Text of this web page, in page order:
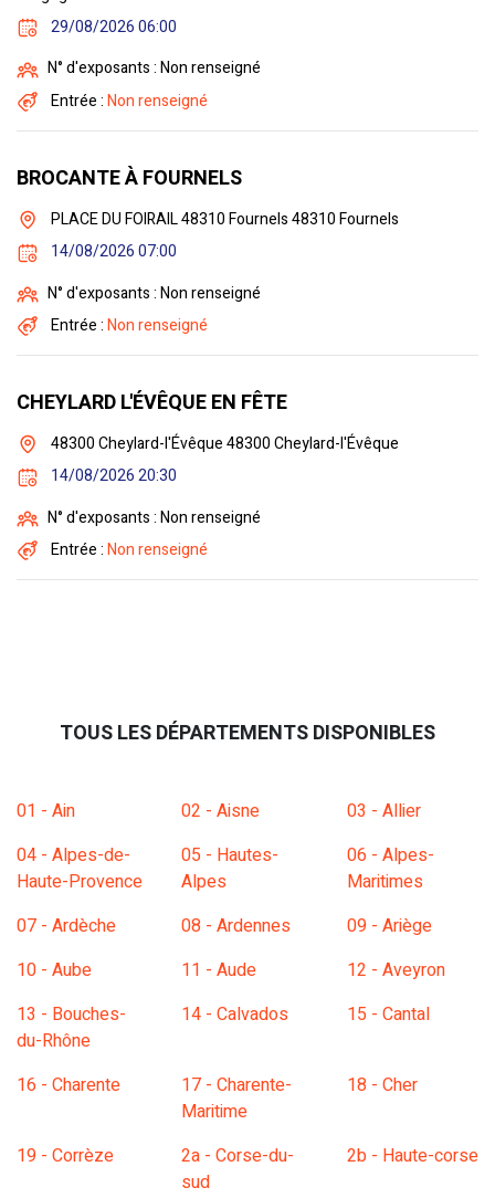
29/08/2026 06:00
N° d'exposants : Non renseigné
Entrée :Non renseigné
BROCANTE À FOURNELS
PLACE DU FOIRAIL 48310 Fournels 48310 Fournels
14/08/2026 07:00
N° d'exposants : Non renseigné
Entrée :Non renseigné
CHEYLARD L'ÉVÊQUE EN FÊTE
48300 Cheylard-l'Évêque 48300 Cheylard-l'Évêque
14/08/2026 20:30
N° d'exposants : Non renseigné
Entrée :Non renseigné
TOUS LES DÉPARTEMENTS DISPONIBLES
01 - Ain 02 - Aisne
03 - Allier
04 - Alpes-de-
Haute-Provence
05 - Hautes-
Alpes
06 - Alpes-
Maritimes
07 - Ardèche
08 - Ardennes
09 - Ariège
10 - Aube
11 - Aude
12 - Aveyron
13 - Bouches-
du-Rhône
14 - Calvados 15 - Cantal
16 - Charente
17 - Charente-
Maritime
18 - Cher
19 - Corrèze
2a - Corse-du-
sud
2b - Haute-corse